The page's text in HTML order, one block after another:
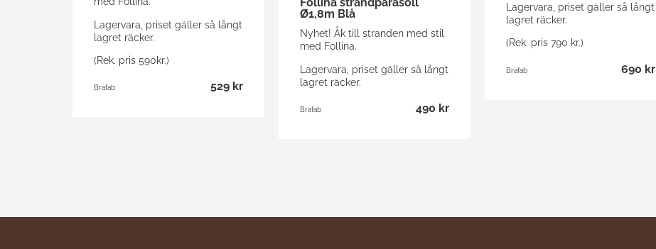
Lagervara, priset gäller så långt
lagret räcker.
(Rek. pris 590kr.)
Brafab 529 kr
Follina strandparasoll
Ø1,8m Blå
Nyhet! Åk till stranden med stil
med Follina.
Lagervara, priset gäller så långt
lagret räcker.
Brafab 490 kr
Lagervara, priset gäller så långt
lagret räcker.
(Rek. pris 790 kr.)
Brafab 690 kr